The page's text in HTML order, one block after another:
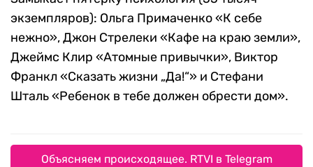
экземпляров): Ольга Примаченко «К себе
нежно», Джон Стрелеки «Кафе на краю земли»,
Джеймс Клир «Атомные привычки», Виктор
Франкл «Сказать жизни „Да!“» и Стефани
Шталь «Ребенок в тебе должен обрести дом».
Объясняем происходящее. RTVI в Telegram